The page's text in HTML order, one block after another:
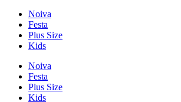
Noiva
Festa
Plus Size
Kids
Noiva
Festa
Plus Size
Kids